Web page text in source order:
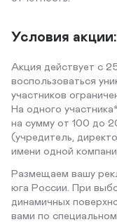
Условия акции:
Акция действует с
воспользоваться
участников
На одного
на сумму от 100 до
(учредитель,
имени одной
Размещаем вашу
юга России. При
динамичных
вами по